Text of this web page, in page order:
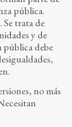
pública.
trata de
y de
pública debe
no más